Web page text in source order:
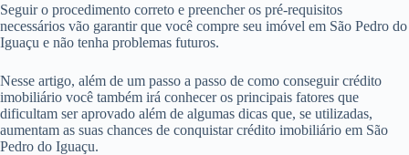
Seguir o procedimento correto e preencher os pré-requisitos
necessários vão garantir que você compre seu imóvel em São Pedro do
Iguaçu e não tenha problemas futuros.
Nesse artigo, além de um passo a passo de como conseguir crédito
imobiliário você também irá conhecer os principais fatores que
dificultam ser aprovado além de algumas dicas que, se utilizadas,
aumentam as suas chances de conquistar crédito imobiliário em São
Pedro do Iguaçu.